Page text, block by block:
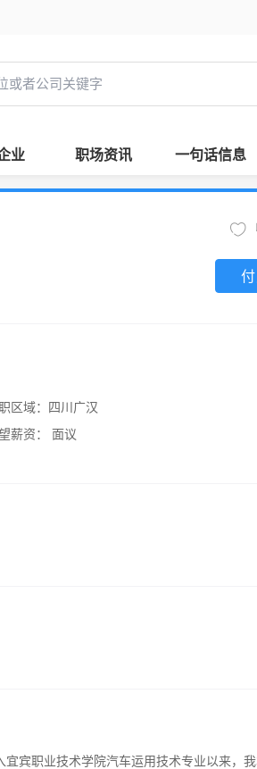
业 职场资讯 一句话信息
区域：
四川广汉
薪资：
面议
宾职业技术学院汽车运用技术专业以来，